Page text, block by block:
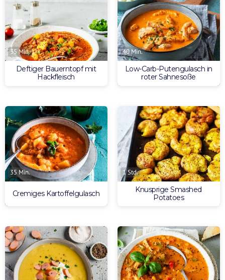
35 Min.
Deftiger Bauerntopf mit
Hackfleisch
40 Min.
Low-Carb-Putengulasch in
roter Sahnesoße
35 Min.
Cremiges Kartoffelgulasch
1 Std.
Knusprige Smashed
Potatoes